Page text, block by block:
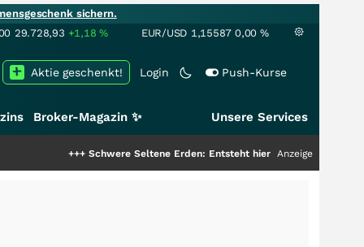
sichern.
29.728,93 +1,18% EUR/USD 1,15587 0,00 %
Login Push-Kurse
Aktie geschenkt!
Broker-Magazin ✨ Unsere Services
Schwere Seltene Erden: Entsteht hier die nächste Milliardenstory?
Anzeige